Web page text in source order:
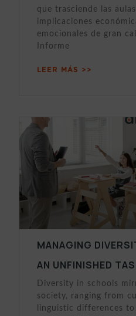
que trasciende las
implicaciones
emocionales de gran
Informe
LEER MÁS >>
MANAGING
AN UNFINISHED
Diversity in schools
society, ranging from
linguistic differences